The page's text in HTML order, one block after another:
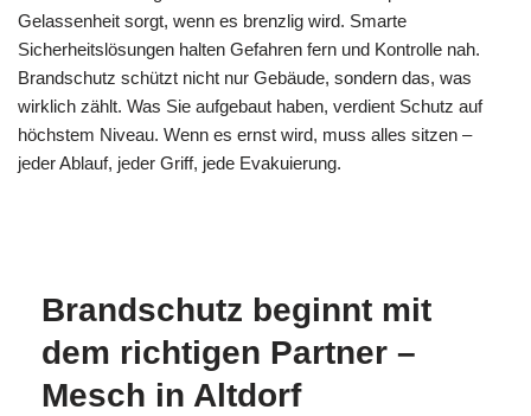
Gelassenheit sorgt, wenn es brenzlig wird. Smarte
Sicherheitslösungen halten Gefahren fern und Kontrolle nah.
Brandschutz schützt nicht nur Gebäude, sondern das, was
wirklich zählt. Was Sie aufgebaut haben, verdient Schutz auf
höchstem Niveau. Wenn es ernst wird, muss alles sitzen –
jeder Ablauf, jeder Griff, jede Evakuierung.
Brandschutz beginnt mit
dem richtigen Partner –
Mesch in Altdorf